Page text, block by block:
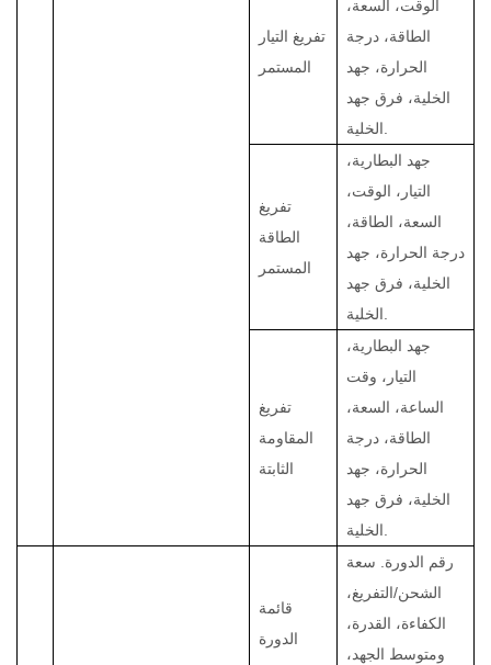
تفريغ التيار
المستمر
الوقت، السعة،
الطاقة، درجة
الحرارة، جهد
الخلية، فرق جهد
الخلية.
تفريغ
الطاقة
المستمر
جهد البطارية،
التيار، الوقت،
السعة، الطاقة،
درجة الحرارة، جهد
الخلية، فرق جهد
الخلية.
تفريغ
المقاومة
الثابتة
جهد البطارية،
التيار، وقت
الساعة، السعة،
الطاقة، درجة
الحرارة، جهد
الخلية، فرق جهد
الخلية.
قائمة
الدورة
رقم الدورة. سعة
الشحن/التفريغ،
الكفاءة، القدرة،
ومتوسط الجهد،